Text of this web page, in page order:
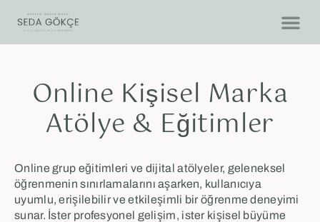
Online Kişisel Marka
Atölye & Eğitimler
Online grup eğitimleri ve dijital atölyeler, geleneksel
öğrenmenin sınırlamalarını aşarken, kullanıcıya
uyumlu, erişilebilir ve etkileşimli bir öğrenme deneyimi
sunar. İster profesyonel gelişim, ister kişisel büyüme